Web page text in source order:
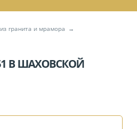
гранита и мрамора
В ШАХОВСКОЙ